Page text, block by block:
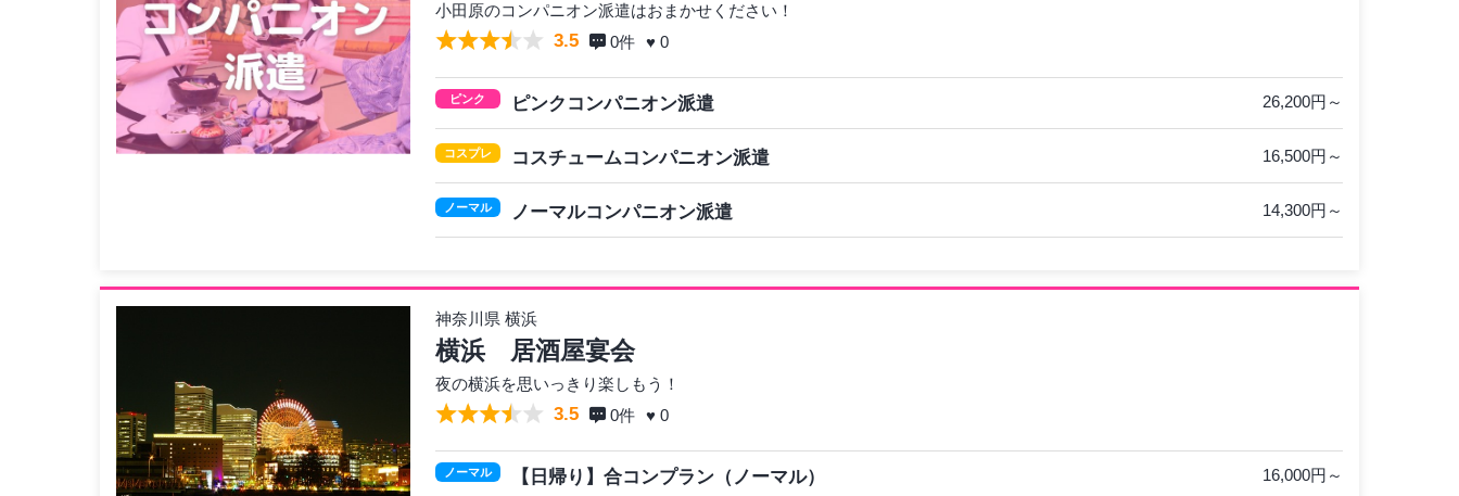
小田原のコンパニオン派遣はおまかせください！
3.5 0件 ♥ 0
ピンク ピンクコンパニオン派遣 26,200円～
コスプレ コスチュームコンパニオン派遣 16,500円～
ノーマル ノーマルコンパニオン派遣 14,300円～
神奈川県 横浜
横浜 居酒屋宴会
夜の横浜を思いっきり楽しもう！
3.5 0件 ♥ 0
ノーマル 【日帰り】合コンプラン（ノーマル） 16,000円～